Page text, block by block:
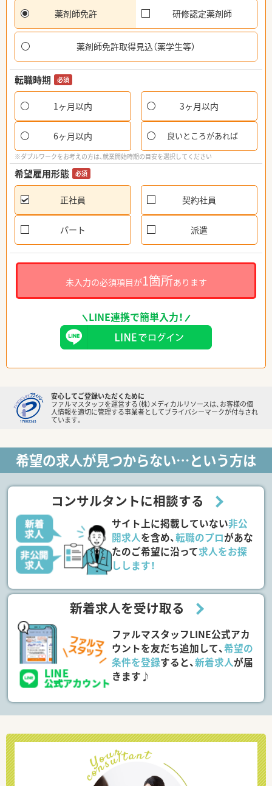
薬剤師免許 研修認定薬剤師
薬剤師免許取得見込（薬学生等）
転職時期 必須
1ヶ月以内 3ヶ月以内
6ヶ月以内 良いところがあれば
※ダブルワークをお考えの方は、就業開始時期の目安を選択してください
希望雇用形態 必須
正社員 契約社員
パート 派遣
未入力の必須項目が1箇所あります
LINE連携で簡単入力！
安心してご登録いただくために
ファルマスタッフを運営する（株）メディカルリソースは、お客様の個
人情報を適切に管理する事業者としてプライバシーマークが付与され
ています。
希望の求人が見つからない…という方は
コンサルタントに相談する
サイト上に掲載していない非公
開求人を含め、転職のプロがあな
たのご希望に沿って求人をお探
しします！
新着求人を受け取る
ファルマスタッフLINE公式アカ
ウントを友だち追加して、希望の
条件を登録すると、新着求人が届
きます♪